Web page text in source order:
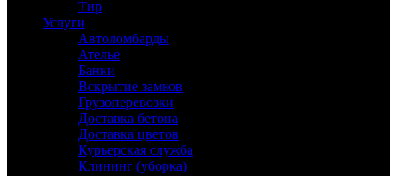
Тир
Услуги
Автоломбарды
Ателье
Банки
Вскрытие замков
Грузоперевозки
Доставка бетона
Доставка цветов
Курьерская служба
Клининг (уборка)